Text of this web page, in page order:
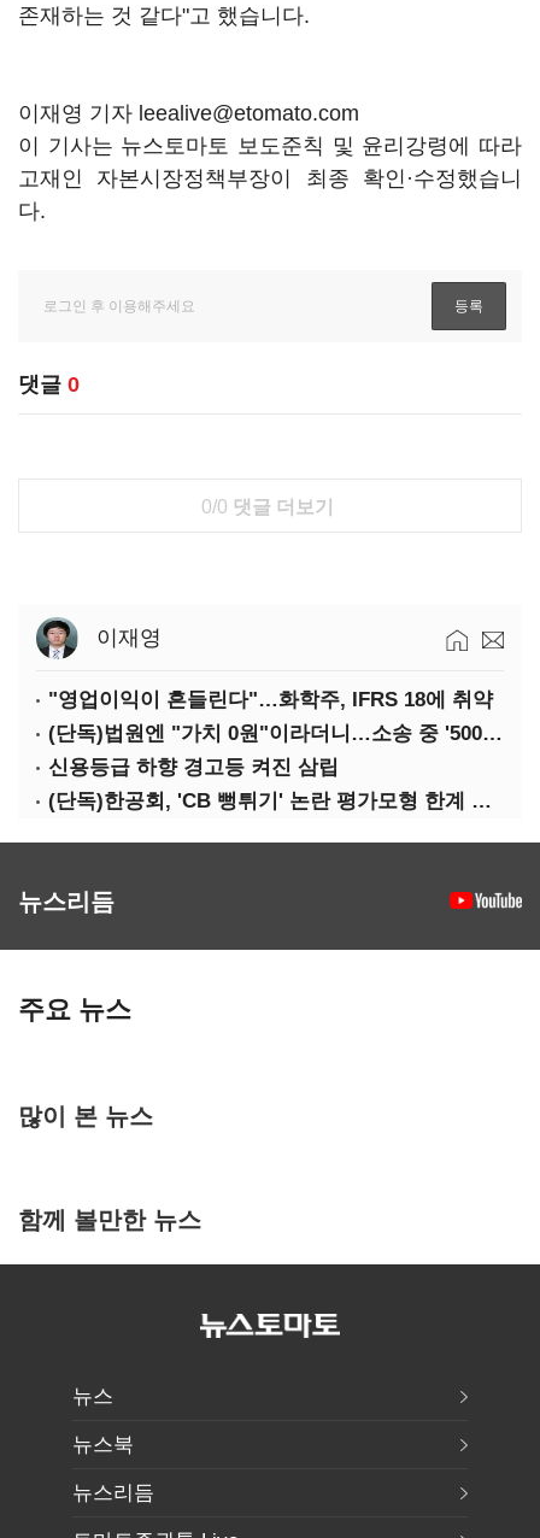
존재하는 것 같다"고 했습니다.
이재영 기자 leealive@etomato.com
이 기사는 뉴스토마토 보도준칙 및 윤리강령에 따라
고재인 자본시장정책부장이 최종 확인·수정했습니
다.
댓글 0
0/0 댓글 더보기
이재영
"영업이익이 흔들린다"…화학주, IFRS 18에 취약
(단독)법원엔 "가치 0원"이라더니…소송 중 '500원 유증' 강행한 라인게임즈
신용등급 하향 경고등 켜진 삼립
(단독)한공회, 'CB 뻥튀기' 논란 평가모형 한계 인정…당국 방관 속 장부 왜곡 수두룩
뉴스리듬
주요 뉴스
많이 본 뉴스
함께 볼만한 뉴스
뉴스
뉴스북
뉴스리듬